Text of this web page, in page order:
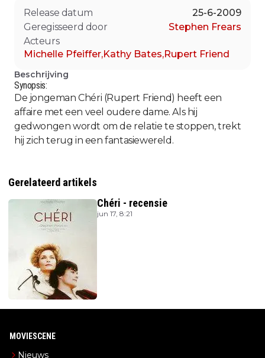
Release datum
25-6-2009
Geregisseerd door
Stephen Frears
Acteurs
Michelle Pfeiffer,Kathy Bates,Rupert Friend
Beschrijving
Synopsis:
De jongeman Chéri (Rupert Friend) heeft een
affaire met een veel oudere dame. Als hij
gedwongen wordt om de relatie te stoppen, trekt
hij zich terug in een fantasiewereld.
Gerelateerd artikels
Chéri - recensie
jun 17, 8:21
MOVIESCENE
Nieuws